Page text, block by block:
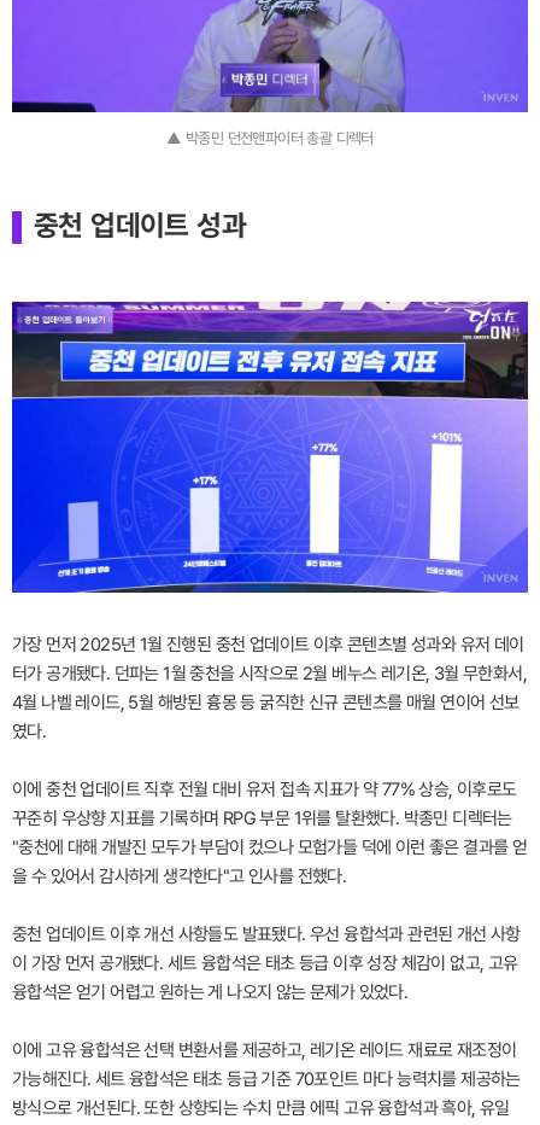
▲ 박종민 던전앤파이터 총괄 디렉터
중천 업데이트 성과
가장 먼저 2025년 1월 진행된 중천 업데이트 이후 콘텐츠별 성과와 유저 데이
터가 공개됐다. 던파는 1월 중천을 시작으로 2월 베누스 레기온, 3월 무한화서,
4월 나벨 레이드, 5월 해방된 흉몽 등 굵직한 신규 콘텐츠를 매월 연이어 선보
였다.
이에 중천 업데이트 직후 전월 대비 유저 접속 지표가 약 77% 상승, 이후로도
꾸준히 우상향 지표를 기록하며 RPG 부문 1위를 탈환했다. 박종민 디렉터는
"중천에 대해 개발진 모두가 부담이 컸으나 모험가들 덕에 이런 좋은 결과를 얻
을 수 있어서 감사하게 생각한다"고 인사를 전했다.
중천 업데이트 이후 개선 사항들도 발표됐다. 우선 융합석과 관련된 개선 사항
이 가장 먼저 공개됐다. 세트 융합석은 태초 등급 이후 성장 체감이 없고, 고유
융합석은 얻기 어렵고 원하는 게 나오지 않는 문제가 있었다.
이에 고유 융합석은 선택 변환서를 제공하고, 레기온 레이드 재료로 재조정이
가능해진다. 세트 융합석은 태초 등급 기준 70포인트 마다 능력치를 제공하는
방식으로 개선된다. 또한 상향되는 수치 만큼 에픽 고유 융합석과 흑아, 유일